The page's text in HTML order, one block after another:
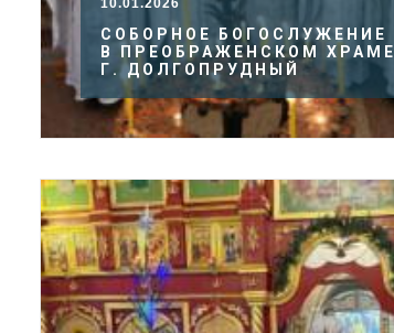
10.01.2026
СОБОРНОЕ БОГОСЛУЖЕНИЕ
В ПРЕОБРАЖЕНСКОМ ХРАМЕ
Г. ДОЛГОПРУДНЫЙ